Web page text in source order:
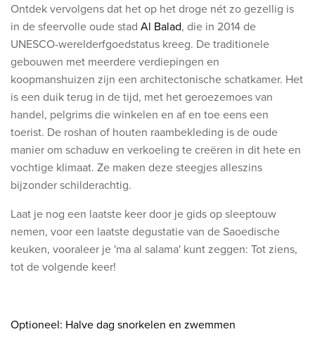
Ontdek vervolgens dat het op het droge nét zo gezellig is
in de sfeervolle oude stad Al Balad, die in 2014 de
UNESCO-werelderfgoedstatus kreeg. De traditionele
gebouwen met meerdere verdiepingen en
koopmanshuizen zijn een architectonische schatkamer. Het
is een duik terug in de tijd, met het geroezemoes van
handel, pelgrims die winkelen en af en toe eens een
toerist. De roshan of houten raambekleding is de oude
manier om schaduw en verkoeling te creëren in dit hete en
vochtige klimaat. Ze maken deze steegjes alleszins
bijzonder schilderachtig.
Laat je nog een laatste keer door je gids op sleeptouw
nemen, voor een laatste degustatie van de Saoedische
keuken, vooraleer je 'ma al salama' kunt zeggen: Tot ziens,
tot de volgende keer!
​Optioneel: Halve dag snorkelen en zwemmen